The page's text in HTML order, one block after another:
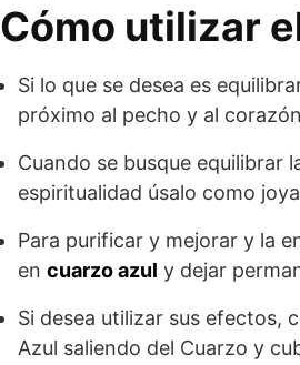
Cómo utilizar
Si lo que se desea es
próximo al pecho y al
Cuando se busque equilibrar
espiritualidad úsalo como
Para purificar y mejorar y la
en cuarzo azul y dejar
Si desea utilizar sus efectos,
Azul saliendo del Cuarzo y